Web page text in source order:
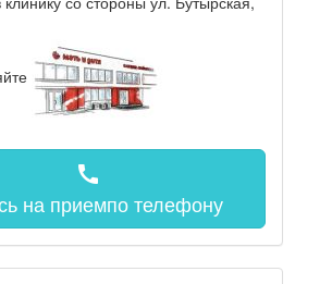
call
на приемпо телефону